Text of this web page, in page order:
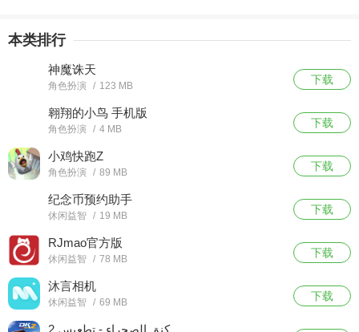
本类排行
神魔诛天
角色扮演 / 123 MB 下载
翱翔的小鸟 手机版
角色扮演 / 4 MB 下载
小鸡快跑Z
角色扮演 / 89 MB 下载
纪念币预约助手
休闲益智 / 19 MB 下载
RJmao官方版
休闲益智 / 78 MB 下载
沐言相机
休闲益智 / 69 MB 下载
كنق الصحراء - تطعيس 2